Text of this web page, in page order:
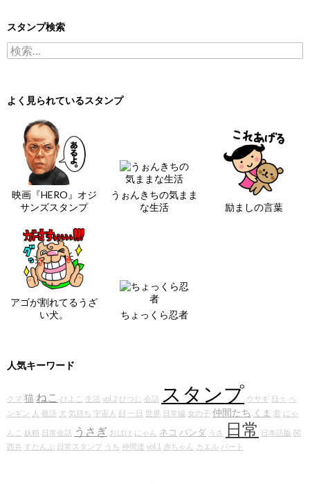
スタンプ検索
検索:
よく見られているスタンプ
映画『HERO』オジ
サンズスタンプ
うぉんきちの気まま
な生活
励ましの言葉
アゴが割れてるうざ
い犬。
ちょっくら忍者
人気キーワード
クマ 猫 ねこ ひよこ 生活 vol.2 ひつじ 会話 スタンプ ウサギ 日々 ペ
ンギン 人 敬語 犬 気持ち 宇宙人 顔 一日 世界 日常編 女の子 仲間たち くま 君 にゃ
んこ 妖精 日常会話 うさぎ おばけ にゃん ネコ パンダ うさ 日常 日本語版 関
西弁 すたんぷ 日常スタンプ うち 仲間達 vol.1 赤ちゃん カエル パート